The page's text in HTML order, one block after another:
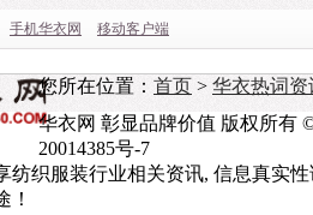
手机华衣网 移动客户端
您所在位置： 首页 > 华衣热词资
华衣网 彰显品牌价值 版权所有
20014385号-7
纺织服装行业相关资讯, 信息真实
！